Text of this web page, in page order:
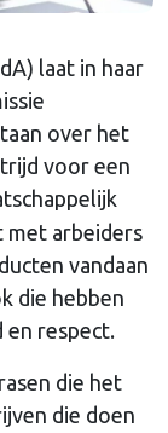
laat in haar
over het
voor een
met arbeiders
vandaan
die hebben
en respect.
die het
die doen